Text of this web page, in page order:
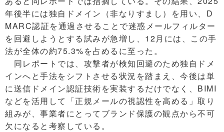
年後半には独自ドメイン（非なりすまし）を用い、D
MARC認証を通過させることで迷惑メールフィルター
を回避しようとする試みが急増し、12月には、この手
法が全体の約75.3%を占めるに至った。
同レポートでは、攻撃者が検知回避のため独自ドメ
インへと手法をシフトさせる状況を踏まえ、今後は単
に送信ドメイン認証技術を実装するだけでなく、BIMI
などを活用して「正規メールの視認性を高める」取り
組みが、事業者にとってブランド保護の観点から不可
欠になると考察している。